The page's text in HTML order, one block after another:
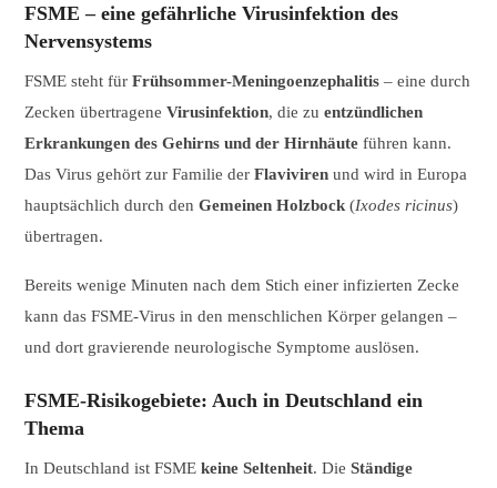
FSME – eine gefährliche Virusinfektion des
Nervensystems
FSME steht fürFrühsommer-Meningoenzephalitis – eine durch
Zecken übertrageneVirusinfektion, die zuentzündlichen
Erkrankungen des Gehirns und der Hirnhäute führen kann.
Das Virus gehört zur Familie derFlaviviren und wird in Europa
hauptsächlich durch denGemeinen Holzbock (Ixodes ricinus)
übertragen.
Bereits wenige Minuten nach dem Stich einer infizierten Zecke
kann das FSME-Virus in den menschlichen Körper gelangen –
und dort gravierende neurologische Symptome auslösen.
FSME-Risikogebiete: Auch in Deutschland ein
Thema
In Deutschland ist FSMEkeine Seltenheit. DieStändige